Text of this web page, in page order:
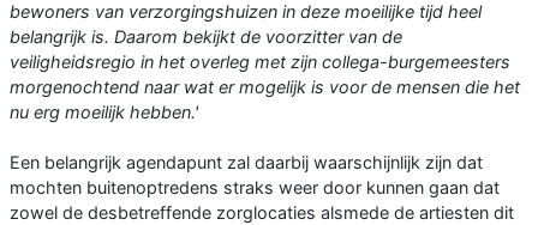
bewoners van verzorgingshuizen in deze moeilijke tijd heel
belangrijk is. Daarom bekijkt de voorzitter van de
veiligheidsregio in het overleg met zijn collega-burgemeesters
morgenochtend naar wat er mogelijk is voor de mensen die het
nu erg moeilijk hebben.'
Een belangrijk agendapunt zal daarbij waarschijnlijk zijn dat
mochten buitenoptredens straks weer door kunnen gaan dat
zowel de desbetreffende zorglocaties alsmede de artiesten dit